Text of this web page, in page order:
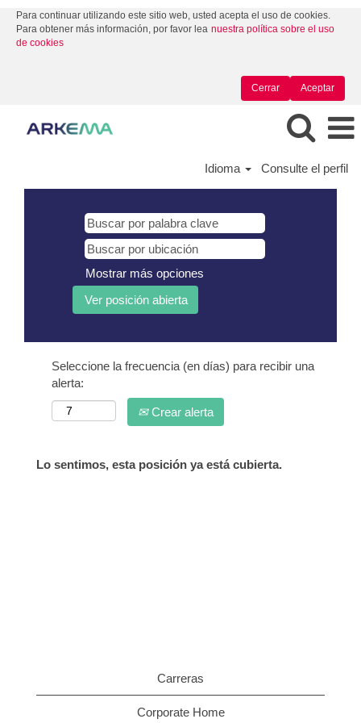
Para continuar utilizando este sitio web, usted acepta el uso de cookies.
Para obtener más información, por favor lea nuestra política sobre el uso
de cookies
Aceptar
Cerrar
Idioma Consulte el perfil
Mostrar más opciones
Seleccione la frecuencia (en días) para recibir una
alerta:
Crear alerta
Lo sentimos, esta posición ya está cubierta.
Carreras
Corporate Home